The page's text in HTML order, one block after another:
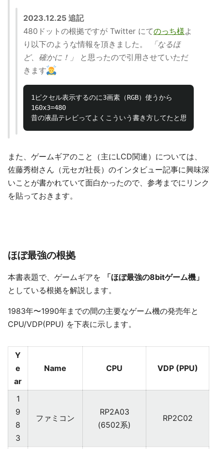
2023.12.25 追記
480ドットの根拠ですが Twitter にてのっち様よ
り以下のような情報を頂きました。
「なるほ
ど、確かに！」
と思ったので引用させていただ
きます
1ピクセル表示するのに3画素（RGB）使うから
160x3=480
また、ゲームギアのこと（主にLCD関連）については、
佐藤秀樹さん（元セガ社長）のインタビュー記事に興味深
いことが書かれていて面白かったので、参考までにリンク
を貼っておきます。
ほぼ最強の根拠
本書表題で、ゲームギアを
「ほぼ最強の8bitゲーム機」
としている根拠を解説します。
1983年〜1990年までの間の主要なゲーム機の発売年と
CPU/VDP(PPU) を下表に示します。
Y
e
ar
Name CPU VDP (PPU)
1
9
8
3
ファミコン
RP2A03
(6502系)
RP2C02